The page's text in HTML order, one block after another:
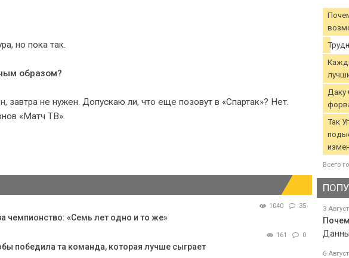
но пока так.
образом?
завтра не нужен. Допускаю ли, что еще позовут в «Спартак»? Нет.
«Матч ТВ».
1040 35
чемпионство: «Семь лет одно и то же»
161 0
победила та команда, которая лучше сыграет
Даку
Так
Всего
3
6